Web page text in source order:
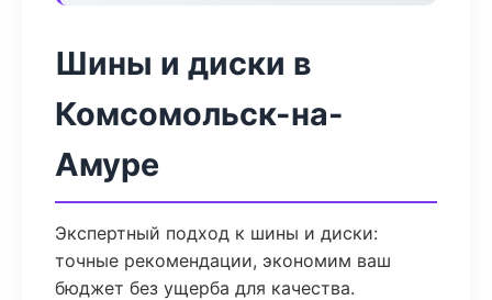
Шины и диски в
Комсомольск-на-
Амуре
Экспертный подход к шины и диски:
точные рекомендации, экономим ваш
бюджет без ущерба для качества.